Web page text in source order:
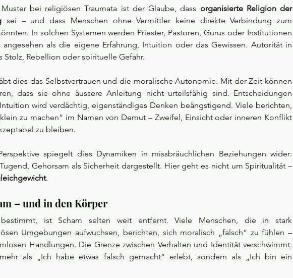
bei religiösen Traumata ist der Glaube, dass organisierte Religion der
sei – und dass Menschen ohne Vermittler keine direkte Verbindung zum
In solchen Systemen werden Priester, Pastoren, Gurus oder Institutionen
angesehen als die eigene Erfahrung, Intuition oder das Gewissen. Autorität in
Stolz, Rebellion oder spirituelle Gefahr.
dies das Selbstvertrauen und die moralische Autonomie. Mit der Zeit können
dass sie ohne äussere Anleitung nicht urteilsfähig sind. Entscheidungen
wird verdächtig, eigenständiges Denken beängstigend. Viele berichten,
zu machen“ im Namen von Demut – Zweifel, Einsicht oder inneren Konflikt
zu bleiben.
spiegelt dies Dynamiken in missbräuchlichen Beziehungen wider:
Gehorsam als Sicherheit dargestellt. Hier geht es nicht um Spiritualität –
.
– und in den Körper
ist Scham selten weit entfernt. Viele Menschen, die in stark
Umgebungen aufwuchsen, berichten, sich moralisch „falsch“ zu fühlen –
Handlungen. Die Grenze zwischen Verhalten und Identität verschwimmt.
als „Ich habe etwas falsch gemacht“ erlebt, sondern als „Ich bin ein